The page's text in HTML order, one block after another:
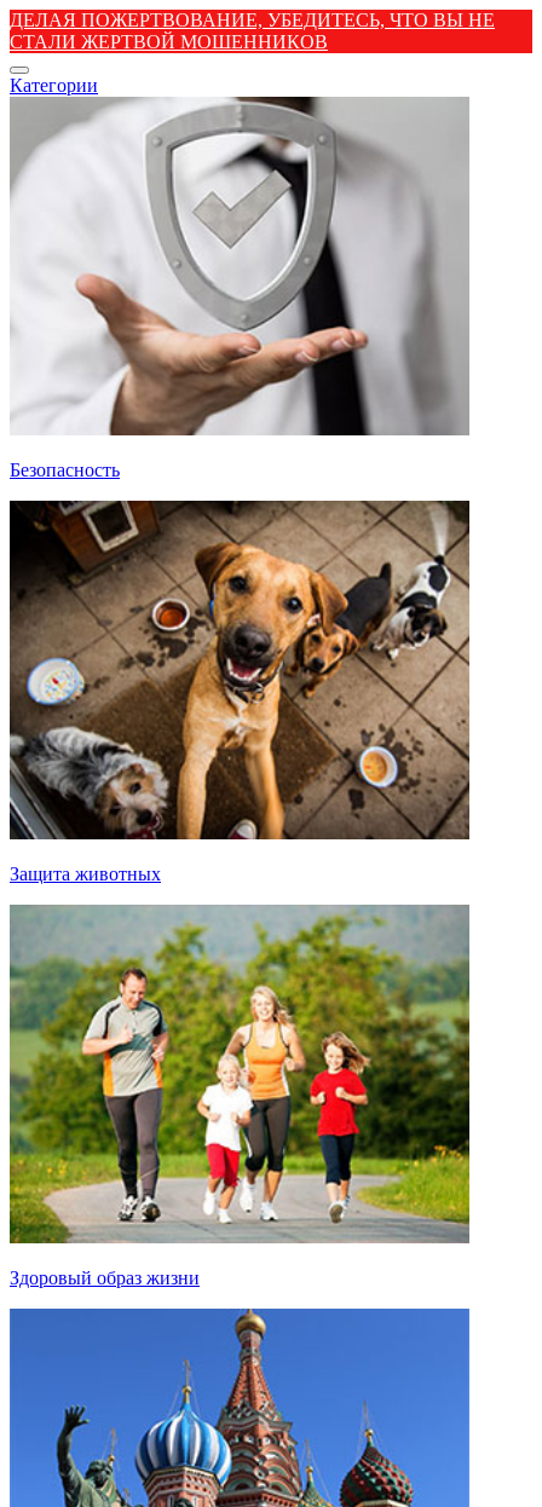
ДЕЛАЯ ПОЖЕРТВОВАНИЕ, УБЕДИТЕСЬ, ЧТО ВЫ НЕ
СТАЛИ ЖЕРТВОЙ МОШЕННИКОВ
Категории
Безопасность
Защита животных
Здоровый образ жизни